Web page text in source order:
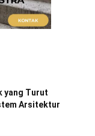
yang Turut
Arsitektur